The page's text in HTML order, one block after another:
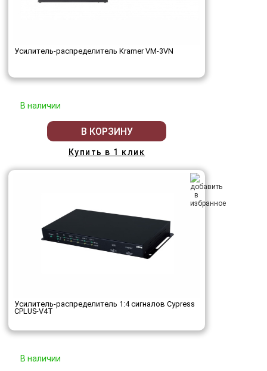
Усилитель-распределитель Kramer VM-3VN
В наличии
В КОРЗИНУ
Купить в 1 клик
Усилитель-распределитель 1:4 сигналов Cypress
CPLUS-V4T
В наличии